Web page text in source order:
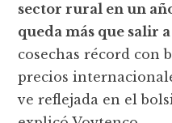
sector rural en un
queda más que salir
cosechas récord con
precios
ve reflejada en el